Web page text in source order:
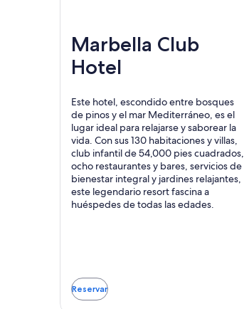
Marbella Club
Hotel
Este hotel, escondido entre bosques
de pinos y el mar Mediterráneo, es el
lugar ideal para relajarse y saborear la
vida. Con sus 130 habitaciones y villas,
club infantil de 54,000 pies cuadrados,
ocho restaurantes y bares, servicios de
bienestar integral y jardines relajantes,
este legendario resort fascina a
huéspedes de todas las edades.
Reservar
Se